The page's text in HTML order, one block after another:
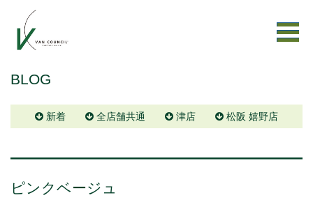
BLOG
新着 全店舗共通 津店 松阪 嬉野店
ピンクベージュ